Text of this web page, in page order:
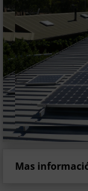
Mas